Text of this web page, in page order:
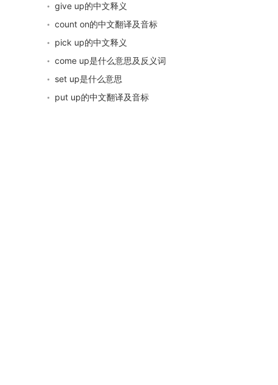
give up的中文释义
count on的中文翻译及音标
pick up的中文释义
come up是什么意思及反义词
set up是什么意思
put up的中文翻译及音标